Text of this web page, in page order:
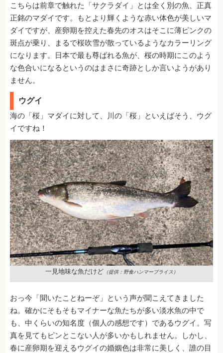
こちらは前章で触れた「サクラダイ」とは全く別の魚、正真
正銘のマダイです。もとより輝くような赤い体色が美しいマ
ダイですが、産卵期を控えた春先のオスはそこに薄ピンクの
斑点が乗り、まるで桜吹雪が散っているようなカラーリング
になります。日本で最も尊ばれる魚が、桜の時期にこのよう
な色合いになるというのはまさに奇跡としか言いようがあり
ません。
ウグイ
海の「桜」マダイに対して、川の「桜」といえばそう、ウグ
イですね！
一見地味な魚だけど （提供：野食ハンマープライス）
おっ今「聞いたことねーぞ」という声が聞こえてきました
ね。確かにそもそもマイナーな魚たちが多い淡水魚の中で
も、中くらいの知名度（個人の感想です）であるウグイ。写
真を見てもピンとこない人が多いかもしれません。しかし、
春に産卵期を迎えるウグイの婚姻色は非常に美しく、誰の目